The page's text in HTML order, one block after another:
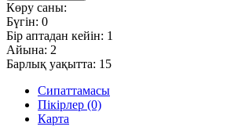
Көру саны:
Бүгін: 0
Бір аптадан кейін: 1
Айына: 2
Барлық уақытта: 15
Сипаттамасы
Пікірлер (0)
Карта